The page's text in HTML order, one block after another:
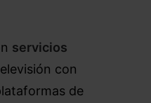
servicios
con
de